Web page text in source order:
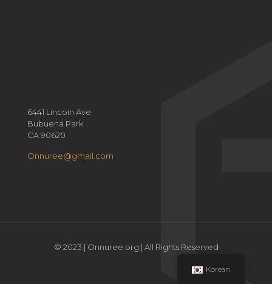
6441 Lincoin Ave
Bubuena Park
CA 90620
Onnuree@gmail.com
© 2023 | Onnuree.org | All Rights Reserved
Korean